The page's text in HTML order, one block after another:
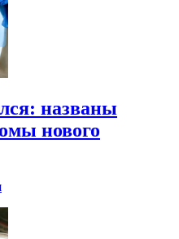
названы
нового